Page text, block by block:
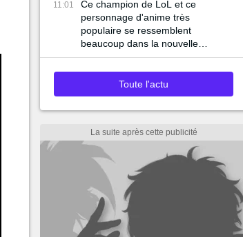
11:01
Ce champion de LoL et ce
personnage d'anime très
populaire se ressemblent
beaucoup dans la nouvelle
bande-annonce du jeu
Toute l'actu